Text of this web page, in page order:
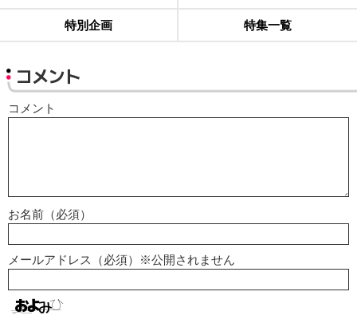
特別企画 特集一覧
コメント
コメント
お名前（必須）
メールアドレス（必須）※公開されません